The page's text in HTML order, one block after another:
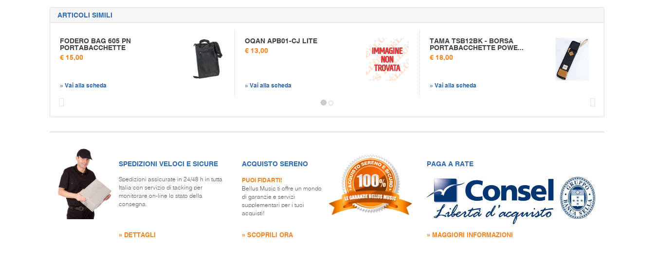
ARTICOLI SIMILI
FODERO BAG 605 PN
PORTABACCHETTE
€ 15,00
» Vai alla scheda
OQAN APB01-CJ LITE
€ 13,00
» Vai alla scheda
TAMA TSB12BK - BORSA
PORTABACCHETTE POWE...
€ 18,00
» Vai alla scheda
SPEDIZIONI VELOCI E SICURE
Spedizioni assicurate in 24/48 h in tutta
Italia con servizio di tacking per
monitorare on-line lo stato della
consegna.
» DETTAGLI
ACQUISTO SERENO
PUOI FIDARTI!
Bellus Music ti offre un mondo
di garanzie e servizi
supplementari per i tuoi
acquisti!
» SCOPRILI ORA
PAGA A RATE
» MAGGIORI INFORMAZIONI